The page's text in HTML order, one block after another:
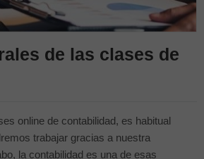
de las clases de
online de contabilidad, es habitual
trabajar gracias a nuestra
la contabilidad es una de esas